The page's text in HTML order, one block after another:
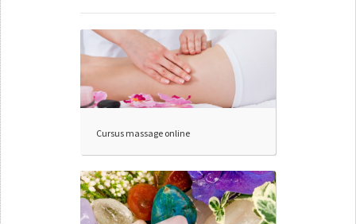
Cursus massage online